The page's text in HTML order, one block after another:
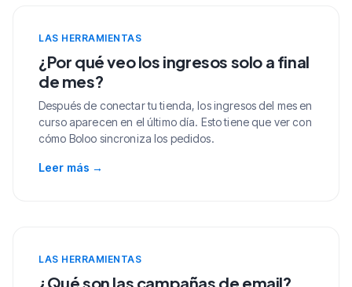
LAS HERRAMIENTAS
¿Por qué veo los ingresos solo a final
de mes?
Después de conectar tu tienda, los ingresos del mes en
curso aparecen en el último día. Esto tiene que ver con
cómo Boloo sincroniza los pedidos.
Leer más →
LAS HERRAMIENTAS
¿Qué son las campañas de email?